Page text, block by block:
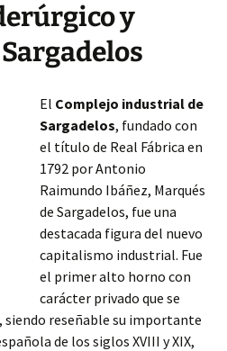
y
El Complejo industrial de
Sargadelos, fundado con
el título de Real Fábrica en
1792 por Antonio
Raimundo Ibáñez, Marqués
de Sargadelos, fue una
destacada figura del nuevo
capitalismo industrial. Fue
el primer alto horno con
carácter privado que se
siendo reseñable su importante
de los siglos XVIII y XIX,